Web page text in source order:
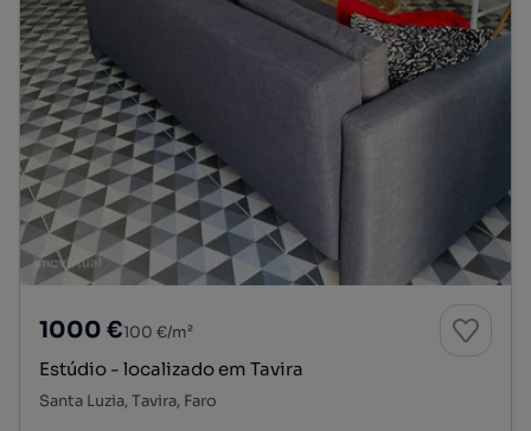
1000 €100 €/m²
Estúdio - localizado em Tavira
Santa Luzia, Tavira, Faro